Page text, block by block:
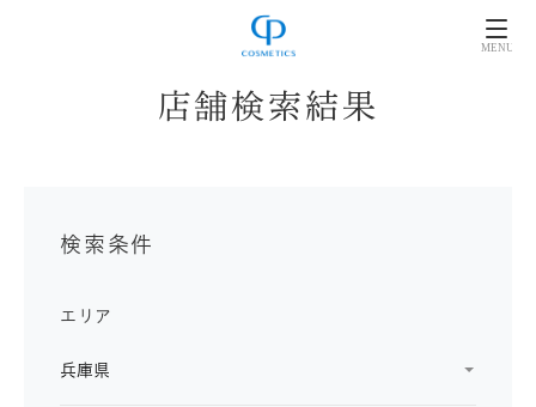
店舗検索結果
検索条件
エリア